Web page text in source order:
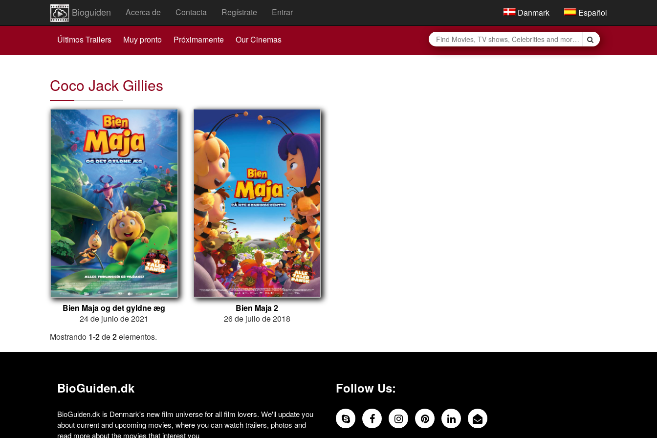
Bioguiden Acerca de Contacta Regístrate Entrar Danmark Español
Últimos Trailers Muy pronto Próximamente Our Cinemas
Coco Jack Gillies
Bien Maja og det gyldne æg
24 de junio de 2021
Bien Maja 2
26 de julio de 2018
Mostrando 1-2de2elementos.
BioGuiden.dk
BioGuiden.dk is Denmark's new film universe for all film lovers. We'll update you
about current and upcoming movies, where you can watch trailers, photos and
read more about the movies that interest you
Follow Us: